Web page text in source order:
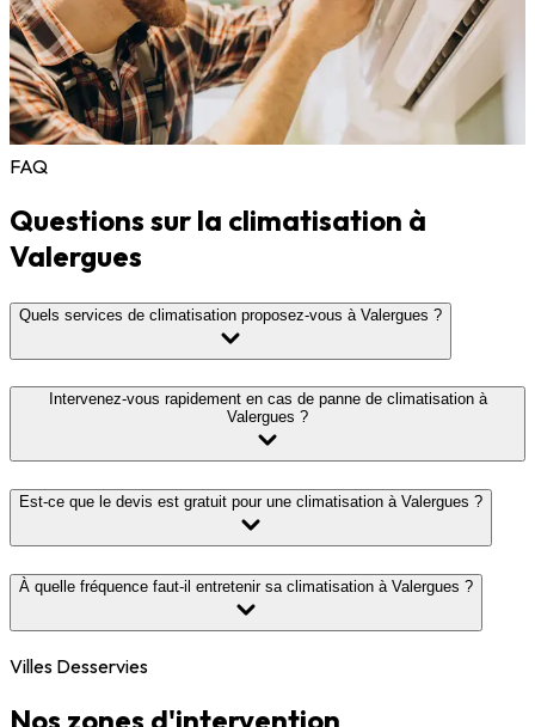
Devis gratuit, clair et sans frais cachés
Suiviaprès installation et service client réactif
Nous sommes fiers de la confiance accordée par nos clients à
Valergues, grâce à notre sérieux, notre ponctualité et notre
expertise terrain.
FAQ
Questions sur la climatisation à
Valergues
Quels services de climatisation proposez-vous à Valergues ?
Intervenez-vous rapidement en cas de panne de climatisation à
Valergues ?
Est-ce que le devis est gratuit pour une climatisation à Valergues ?
À quelle fréquence faut-il entretenir sa climatisation à Valergues ?
Villes Desservies
Nos zones d'intervention